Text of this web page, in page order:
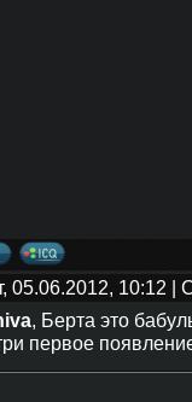
05.06.2012, 10:12
, Берта это
первое